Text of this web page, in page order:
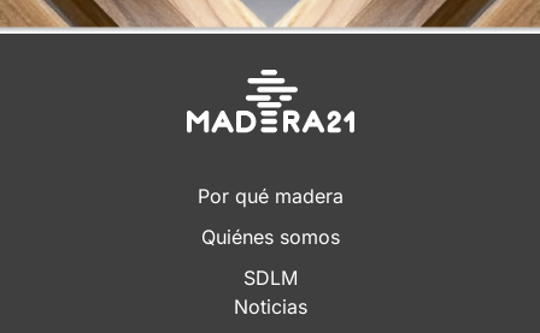
Por qué madera
Quiénes somos
SDLM
Noticias